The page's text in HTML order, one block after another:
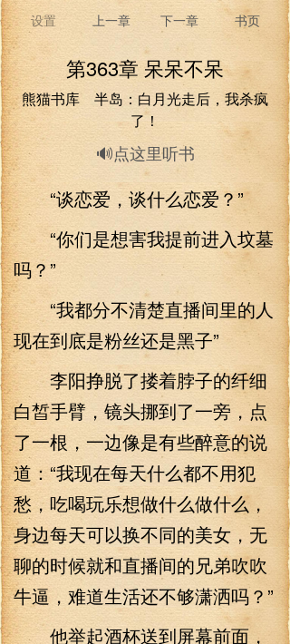
设置 上一章 下一章 书页
第363章 呆呆不呆
熊猫书库 半岛：白月光走后，我杀疯
了！
🔊点这里听书
“谈恋爱，谈什么恋爱？”
“你们是想害我提前进入坟墓
吗？”
“我都分不清楚直播间里的人
现在到底是粉丝还是黑子”
李阳挣脱了搂着脖子的纤细
白皙手臂，镜头挪到了一旁，点
了一根，一边像是有些醉意的说
道：“我现在每天什么都不用犯
愁，吃喝玩乐想做什么做什么，
身边每天可以换不同的美女，无
聊的时候就和直播间的兄弟吹吹
牛逼，难道生活还不够潇洒吗？”
他举起酒杯送到屏幕前面，